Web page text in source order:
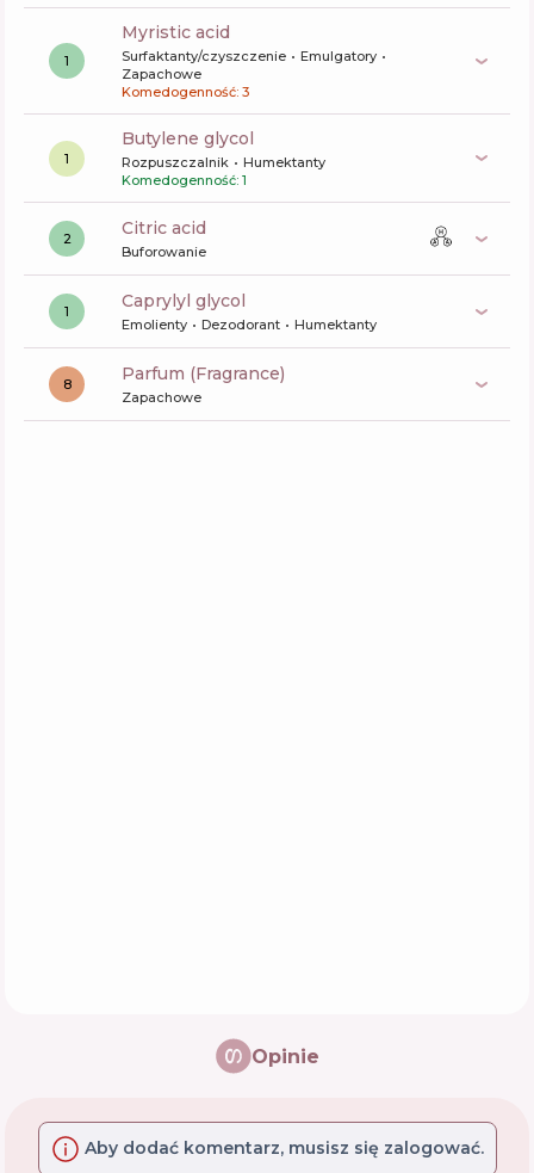
1
myristic acid
Surfaktanty/czyszczenie
Emulgatory
Zapachowe
Komedogenność: 3
1
butylene glycol
Rozpuszczalnik
Humektanty
Komedogenność: 1
2 citric acid
Buforowanie
1 caprylyl glycol
Emolienty Dezodorant Humektanty
8 Parfum (Fragrance)
Zapachowe
Opinie
Aby dodać komentarz, musisz się zalogować.